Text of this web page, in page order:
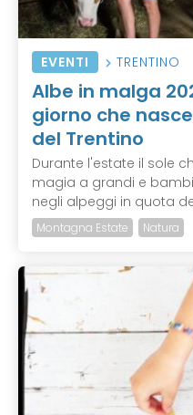
EVENTI TRENTINO
Albe in malga
giorno che
del Trentino
Durante l'estate il sole
magia a grandi e
negli alpeggi in quota
Montagna Estate Natura